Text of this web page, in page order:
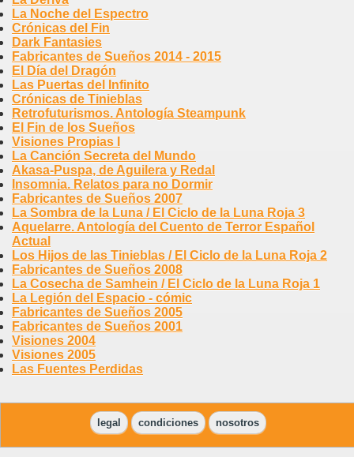
La Noche del Espectro
Crónicas del Fin
Dark Fantasies
Fabricantes de Sueños 2014 - 2015
El Día del Dragón
Las Puertas del Infinito
Crónicas de Tinieblas
Retrofuturismos. Antología Steampunk
El Fin de los Sueños
Visiones Propias I
La Canción Secreta del Mundo
Akasa-Puspa, de Aguilera y Redal
Insomnia. Relatos para no Dormir
Fabricantes de Sueños 2007
La Sombra de la Luna / El Ciclo de la Luna Roja 3
Aquelarre. Antología del Cuento de Terror Español
Actual
Los Hijos de las Tinieblas / El Ciclo de la Luna Roja 2
Fabricantes de Sueños 2008
La Cosecha de Samhein / El Ciclo de la Luna Roja 1
La Legión del Espacio - cómic
Fabricantes de Sueños 2005
Fabricantes de Sueños 2001
Visiones 2004
Visiones 2005
Las Fuentes Perdidas
legal condiciones nosotros